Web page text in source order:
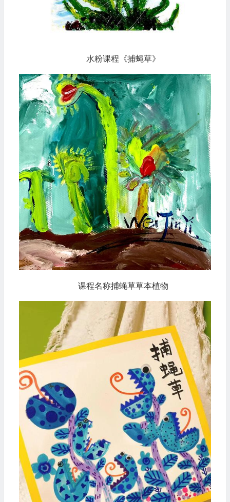
水粉课程《捕蝇草》
课程名称捕蝇草草本植物